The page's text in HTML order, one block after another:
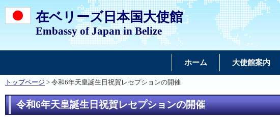
在ベリーズ日本国大使館
Embassy of Japan in Belize
ホーム 大使館案内
トップページ > 令和6年天皇誕生日祝賀レセプションの開催
令和6年天皇誕生日祝賀レセプションの開催